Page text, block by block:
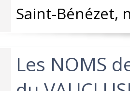
‎Saint-Bénézet,
‎Les NOMS